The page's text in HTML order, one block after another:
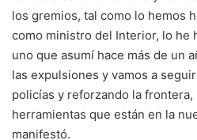
los gremios, tal como lo hemos
como ministro del Interior, lo he
uno que asumí hace más de un
las expulsiones y vamos a
policías y reforzando la
herramientas que están en la
manifestó.